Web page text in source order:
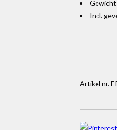
Gewicht
Incl.
Artikel nr.